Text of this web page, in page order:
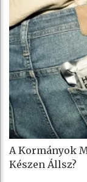
A Kormányok
Készen Állsz?